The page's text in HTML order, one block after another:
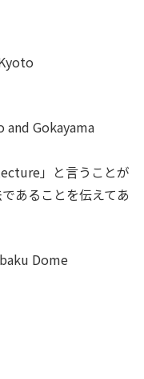
Gokayama
」と言うことが
あることを伝えてあ
Dome